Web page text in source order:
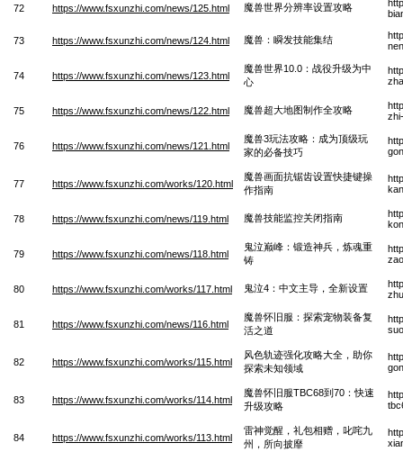
72 https://www.fsxunzhi.com/news/125.html 魔兽世界分辨率设置攻略
73 https://www.fsxunzhi.com/news/124.html 魔兽：瞬发技能集结
74 https://www.fsxunzhi.com/news/123.html
魔兽世界10.0：战役升级为中
心
75 https://www.fsxunzhi.com/news/122.html 魔兽超大地图制作全攻略
76 https://www.fsxunzhi.com/news/121.html
魔兽3玩法攻略：成为顶级玩
家的必备技巧
77 https://www.fsxunzhi.com/works/120.html
魔兽画面抗锯齿设置快捷键操
作指南
78 https://www.fsxunzhi.com/news/119.html 魔兽技能监控关闭指南
79 https://www.fsxunzhi.com/news/118.html
鬼泣巅峰：锻造神兵，炼魂重
铸
80 https://www.fsxunzhi.com/works/117.html 鬼泣4：中文主导，全新设置
81 https://www.fsxunzhi.com/news/116.html
魔兽怀旧服：探索宠物装备复
活之道
82 https://www.fsxunzhi.com/works/115.html
风色轨迹强化攻略大全，助你
探索未知领域
83 https://www.fsxunzhi.com/works/114.html
魔兽怀旧服TBC68到70：快速
升级攻略
84 https://www.fsxunzhi.com/works/113.html
雷神觉醒，礼包相赠，叱咤九
州，所向披靡